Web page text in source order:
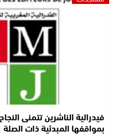
فيدرالية الناشرين تتمنى
بمواقفها المبدئية ذات الصلة